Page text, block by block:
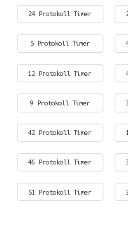
24 Protokoll Timer
5 Protokoll Timer
12 Protokoll Timer
9 Protokoll Timer
42 Protokoll Timer
46 Protokoll Timer
51 Protokoll Timer